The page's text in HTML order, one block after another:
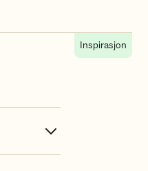
Inspirasjon